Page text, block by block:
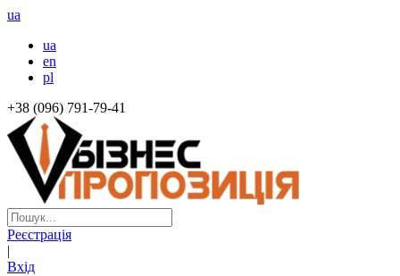
ua
ua
en
pl
+38 (096) 791-79-41
Реєстрація
|
Вхід